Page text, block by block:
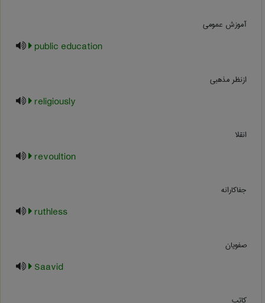
آموزش عمومي
public education
ازنظر مذهبی
religiously
انقلا
revoultion
جفاکارانه
ruthless
صفویان
Saavid
کاتب